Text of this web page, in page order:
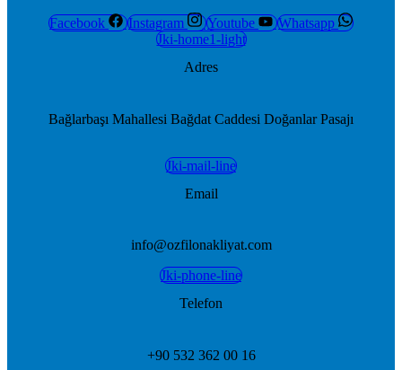
Facebook Instagram Youtube
Whatsapp
Jki-home1-light
Adres
Bağlarbaşı Mahallesi Bağdat Caddesi Doğanlar Pasajı
Jki-mail-line
Email
info@ozfilonakliyat.com
Jki-phone-line
Telefon
+90 532 362 00 16